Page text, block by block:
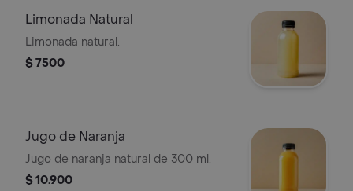
Limonada Natural
Limonada natural.
$ 7500
Jugo de Naranja
Jugo de naranja natural de 300 ml.
$ 10.900